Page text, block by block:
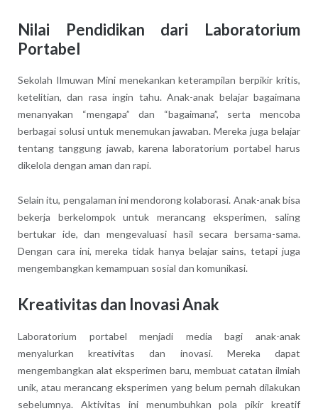
Nilai Pendidikan dari Laboratorium
Portabel
Sekolah Ilmuwan Mini menekankan keterampilan berpikir kritis,
ketelitian, dan rasa ingin tahu. Anak-anak belajar bagaimana
menanyakan “mengapa” dan “bagaimana”, serta mencoba
berbagai solusi untuk menemukan jawaban. Mereka juga belajar
tentang tanggung jawab, karena laboratorium portabel harus
dikelola dengan aman dan rapi.
Selain itu, pengalaman ini mendorong kolaborasi. Anak-anak bisa
bekerja berkelompok untuk merancang eksperimen, saling
bertukar ide, dan mengevaluasi hasil secara bersama-sama.
Dengan cara ini, mereka tidak hanya belajar sains, tetapi juga
mengembangkan kemampuan sosial dan komunikasi.
Kreativitas dan Inovasi Anak
Laboratorium portabel menjadi media bagi anak-anak
menyalurkan kreativitas dan inovasi. Mereka dapat
mengembangkan alat eksperimen baru, membuat catatan ilmiah
unik, atau merancang eksperimen yang belum pernah dilakukan
sebelumnya. Aktivitas ini menumbuhkan pola pikir kreatif